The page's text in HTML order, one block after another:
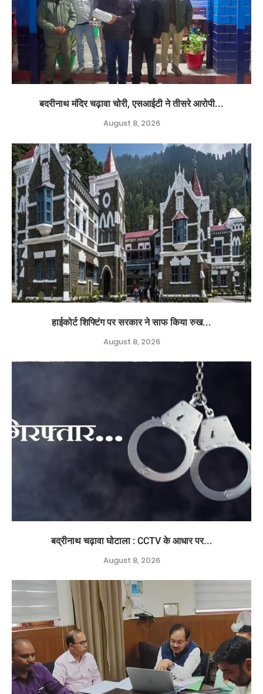
बदरीनाथ मंदिर चढ़ावा चोरी, एसआईटी ने तीसरे आरोपी...
August 8, 2026
हाईकोर्ट शिफ्टिंग पर सरकार ने साफ किया रुख...
August 8, 2026
बद्रीनाथ चढ़ावा घोटाला : CCTV के आधार पर...
August 8, 2026